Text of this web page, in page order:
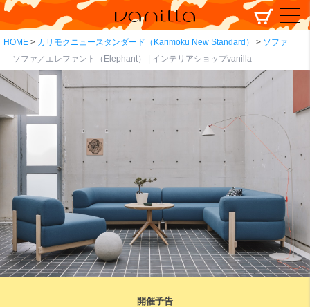
HOME カリモクニュースタンダード（Karimoku New Standard）
ソファ
ソファ／エレファント（Elephant） | インテリアショップvanilla
開催予告